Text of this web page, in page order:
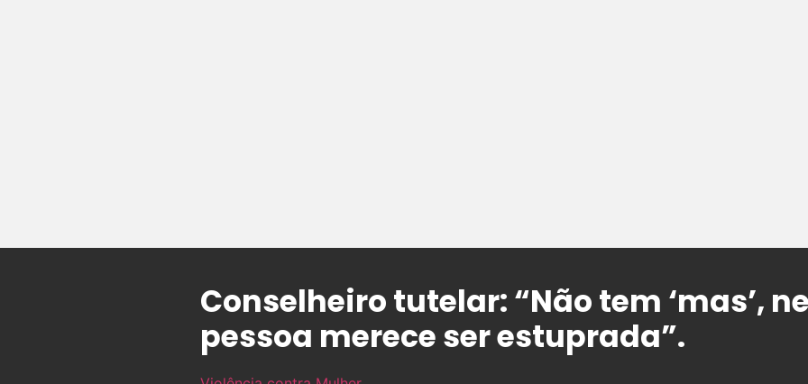
Conselheiro tutelar: “Não tem ‘mas’,
pessoa merece ser estuprada”.